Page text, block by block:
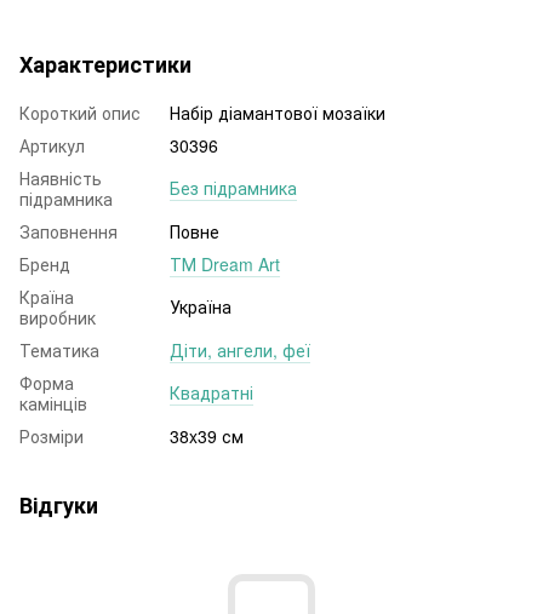
Характеристики
Короткий опис
Набір діамантової мозаїки
Артикул
30396
Наявність
підрамника
Без підрамника
Заповнення
Повне
Бренд
ТМ Dream Art
Країна
виробник
Україна
Тематика
Діти, ангели, феї
Форма
камінців
Квадратні
Розміри
38x39 см
Відгуки